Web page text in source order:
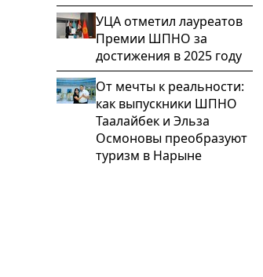
УЦА отметил лауреатов
Премии ШПНО за
достижения в 2025 году
От мечты к реальности:
как выпускники ШПНО
Таалайбек и Эльза
Осмоновы преобразуют
туризм в Нарыне